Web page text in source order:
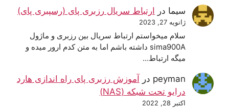
سیما در ارتباط سریال رزبری پای (رسپبری پای)
ژانویه 27, 2023
سلام میخواستم ارتباط سریال بین رزبری و ماژول
sima900A داشته باشم اما به متن کدم ارور میده و
میگه ارتباط…
peyman در آموزش رزبری پای راه اندازی هارد
درایو تحت شبکه (NAS)
اکتبر 28, 2022